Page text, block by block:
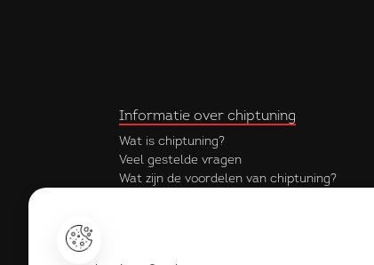
Informatie over chiptuning
Wat is chiptuning?
Veel gestelde vragen
Wat zijn de voordelen van chiptuning?